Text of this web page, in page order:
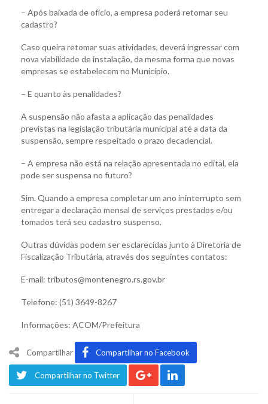
– Após baixada de ofício, a empresa poderá retomar seu
cadastro?
Caso queira retomar suas atividades, deverá ingressar com
nova viabilidade de instalação, da mesma forma que novas
empresas se estabelecem no Município.
– E quanto às penalidades?
A suspensão não afasta a aplicação das penalidades
previstas na legislação tributária municipal até a data da
suspensão, sempre respeitado o prazo decadencial.
– A empresa não está na relação apresentada no edital, ela
pode ser suspensa no futuro?
Sim. Quando a empresa completar um ano ininterrupto sem
entregar a declaração mensal de serviços prestados e/ou
tomados terá seu cadastro suspenso.
Outras dúvidas podem ser esclarecidas junto à Diretoria de
Fiscalização Tributária, através dos seguintes contatos:
E-mail: tributos@montenegro.rs.gov.br
Telefone: (51) 3649-8267
Informações: ACOM/Prefeitura
Compartilhar Compartilhar no Facebook
Compartilhar no Twitter